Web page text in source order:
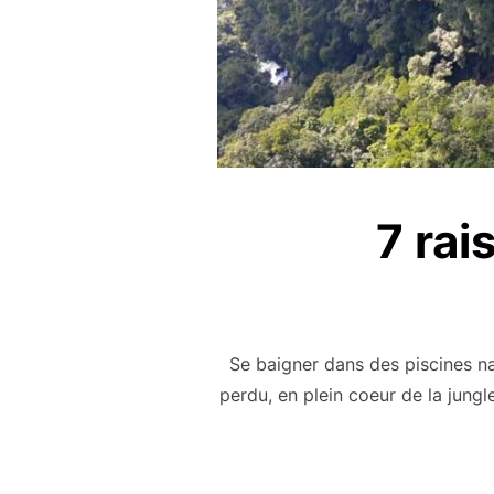
7
Se baigner dans des piscines
perdu, en plein coeur de la